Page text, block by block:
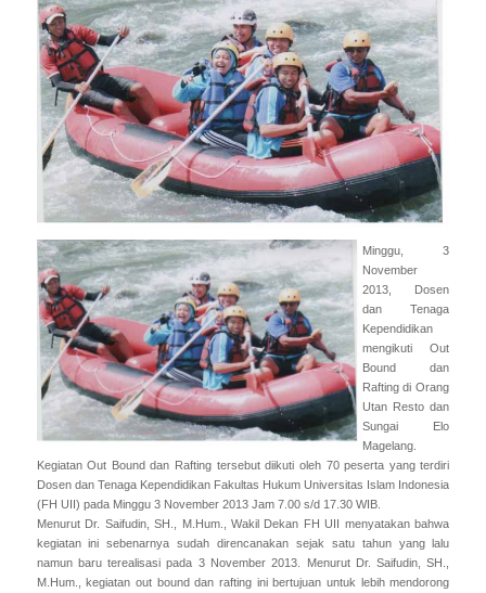
Minggu, 3
November
2013, Dosen
dan Tenaga
Kependidikan
mengikuti Out
Bound dan
Rafting di Orang
Utan Resto dan
Sungai Elo
Magelang.
Kegiatan Out Bound dan Rafting tersebut diikuti oleh 70 peserta yang terdiri
Dosen dan Tenaga Kependidikan Fakultas Hukum Universitas Islam Indonesia
(FH UII) pada Minggu 3 November 2013 Jam 7.00 s/d 17.30 WIB.
Menurut Dr. Saifudin, SH., M.Hum., Wakil Dekan FH UII menyatakan bahwa
kegiatan ini sebenarnya sudah direncanakan sejak satu tahun yang lalu
namun baru terealisasi pada 3 November 2013. Menurut Dr. Saifudin, SH.,
M.Hum., kegiatan out bound dan rafting ini bertujuan untuk lebih mendorong